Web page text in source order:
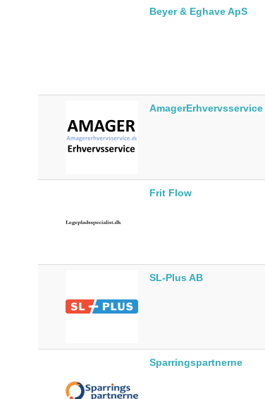
Beyer & Eghave ApS
AmagerErhvervsservice
Frit Flow
SL-Plus AB
Sparringspartnerne